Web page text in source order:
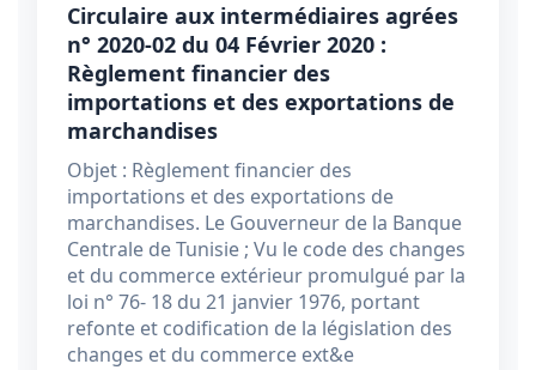
Circulaire aux intermédiaires agrées
n° 2020-02 du 04 Février 2020 :
Règlement financier des
importations et des exportations de
marchandises
Objet : Règlement financier des
importations et des exportations de
marchandises. Le Gouverneur de la Banque
Centrale de Tunisie ; Vu le code des changes
et du commerce extérieur promulgué par la
loi n° 76- 18 du 21 janvier 1976, portant
refonte et codification de la législation des
changes et du commerce ext&e